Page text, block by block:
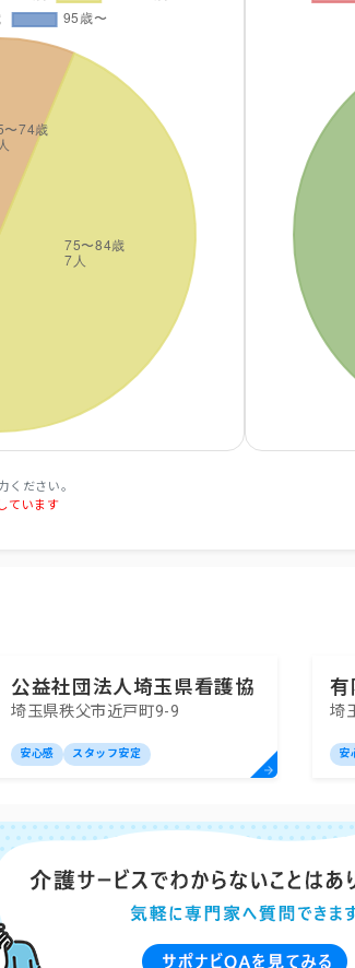
ください。
ています
公益社団法人埼玉県看護協
会秩父訪問看護ステーショ
ン
埼玉県秩父市近戸町9-9
安心感 スタッフ安定
有
サ
埼
安